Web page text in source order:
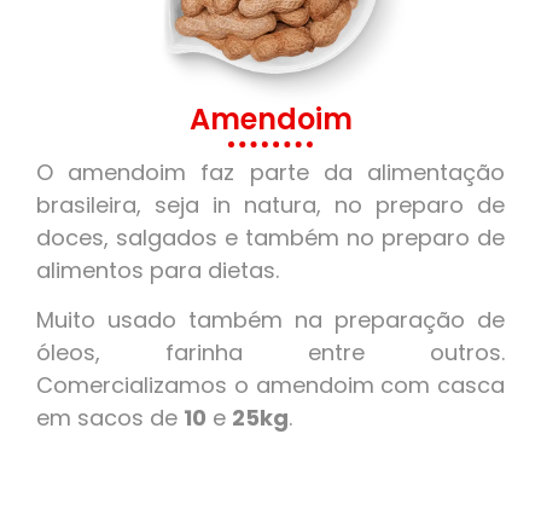
Amendoim
O amendoim faz parte da alimentação
brasileira, seja in natura, no preparo de
doces, salgados e também no preparo de
alimentos para dietas.
Muito usado também na preparação de
óleos, farinha entre outros.
Comercializamos o amendoim com casca
em sacos de 10 e 25kg.